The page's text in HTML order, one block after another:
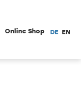
Online Shop DE EN